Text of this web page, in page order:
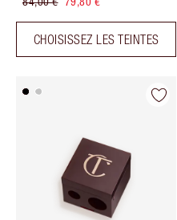
CHOISISSEZ LES TEINTES